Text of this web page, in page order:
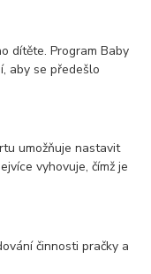
dítěte. Program Baby
aby se předešlo
umožňuje nastavit
vyhovuje, čímž je
činnosti pračky a